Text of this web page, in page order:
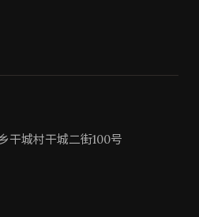
干城村干城二街100号